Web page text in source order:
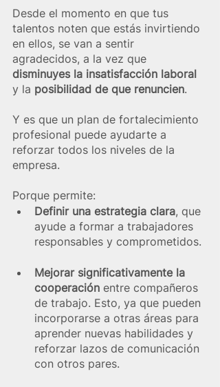
Desde el momento en que tus
talentos noten que estás invirtiendo
en ellos, se van a sentir
agradecidos, a la vez que
disminuyes la insatisfacción laboral
y la posibilidad de que renuncien.
Y es que un plan de fortalecimiento
profesional puede ayudarte a
reforzar todos los niveles de la
empresa.
Porque permite:
Definir una estrategia clara, que
ayude a formar a trabajadores
responsables y comprometidos.
Mejorar significativamente la
cooperación entre compañeros
de trabajo. Esto, ya que pueden
incorporarse a otras áreas para
aprender nuevas habilidades y
reforzar lazos de comunicación
con otros pares.